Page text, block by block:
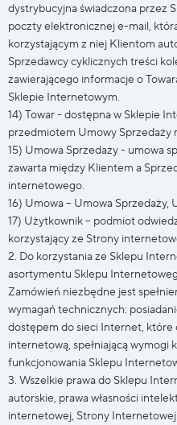
dystrybucyjna świadczona przez
poczty elektronicznej e-mail,
korzystającym z niej Klientom
Sprzedawcy cyklicznych treści
zawierającego informacje o
Sklepie Internetowym.
14) Towar - dostępna w Sklepie
przedmiotem Umowy Sprzedaży
15) Umowa Sprzedaży - umowa
zawarta między Klientem a
internetowego.
16) Umowa – Umowa Sprzedaży,
17) Użytkownik – podmiot
korzystający ze Strony
2. Do korzystania ze Sklepu
asortymentu Sklepu
Zamówień niezbędne jest
wymagań technicznych:
dostępem do sieci Internet, które
internetową, spełniającą wymogi
funkcjonowania Sklepu
3. Wszelkie prawa do Sklepu
autorskie, prawa własności
internetowej, Strony